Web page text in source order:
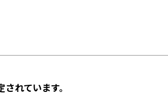
れています。